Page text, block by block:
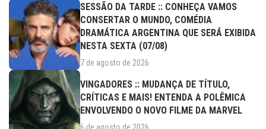
SESSÃO DA TARDE :: CONHEÇA VAMOS
CONSERTAR O MUNDO, COMÉDIA
DRAMÁTICA ARGENTINA QUE SERÁ EXIBIDA
NESTA SEXTA (07/08)
7 de agosto de 2026
VINGADORES :: MUDANÇA DE TÍTULO,
CRÍTICAS E MAIS! ENTENDA A POLÊMICA
ENVOLVENDO O NOVO FILME DA MARVEL